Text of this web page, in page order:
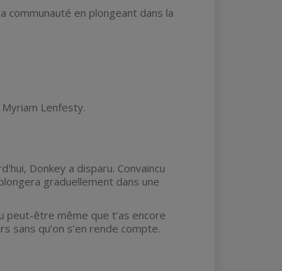
communauté en plongeant dans la
Myriam Lenfesty.
Donkey a disparu. Convaincu
graduellement dans une
peut-être même que t’as encore
sans qu’on s’en rende compte.